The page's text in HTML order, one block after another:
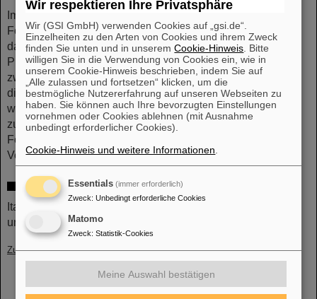
Im Rahmen des Projekts werden die beiden
Forschungsgruppen ihre Ressourcen für ein Ziel bündeln,
das sonst allein nicht erreicht werden könnte. Das weitere
Projektergebnis wird eine dauerhafte Zusammenarbeit
zwischen den italienischen und deutschen Gruppen sein,
die den Austausch von Studierenden und
wissenschaftlichem Personal, den routinemäßigen Zugang
zu den jeweiligen Einrichtungen, weitere gemeinsame
Forschungsinitiativen und wissenschaftliche
Veröffentlichungen ermöglicht.(CP)
Weitere Informationen
Italienisches Ministerium für auswärtige Angelegenheiten
und internationale Zusammenarbeit (
Zurück
Wir respektieren Ihre Privatsphäre
Wir (GSI GmbH) verwenden Cookies auf „gsi.de“.
Einzelheiten zu den Arten von Cookies und ihrem Zweck
finden Sie unten und in unseremCookie-Hinweis . Bitte
willigen Sie in die Verwendung von Cookies ein, wie in
unserem Cookie-Hinweis beschrieben, indem Sie auf
„Alle zulassen und fortsetzen“ klicken, um die
bestmögliche Nutzererfahrung auf unseren Webseiten zu
haben. Sie können auch Ihre bevorzugten Einstellungen
vornehmen oder Cookies ablehnen (mit Ausnahme
unbedingt erforderlicher Cookies).
Cookie-Hinweis und weitere Informationen
Essentials (immer erforderlich)
Zweck: Unbedingt erforderliche Cookies
Matomo
Zweck: Statistik-Cookies
Meine Auswahl bestätigen